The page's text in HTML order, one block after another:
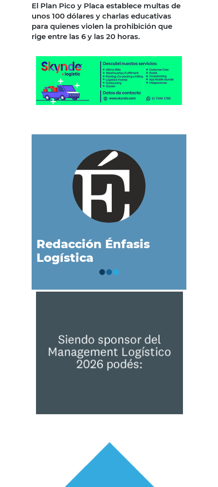
El Plan Pico y Placa establece multas de
unos 100 dólares y charlas educativas
para quienes violen la prohibición que
rige entre las 6 y las 20 horas.
Redacción Énfasis
Logística